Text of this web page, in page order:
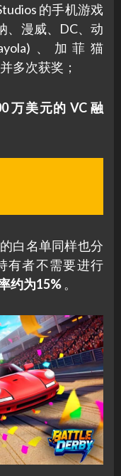
的手机游戏
、漫威、DC、动
、加菲猫
多次获奖；
万美元的 VC 融
白名单同样也分
有者不需要进行
约为15% 。